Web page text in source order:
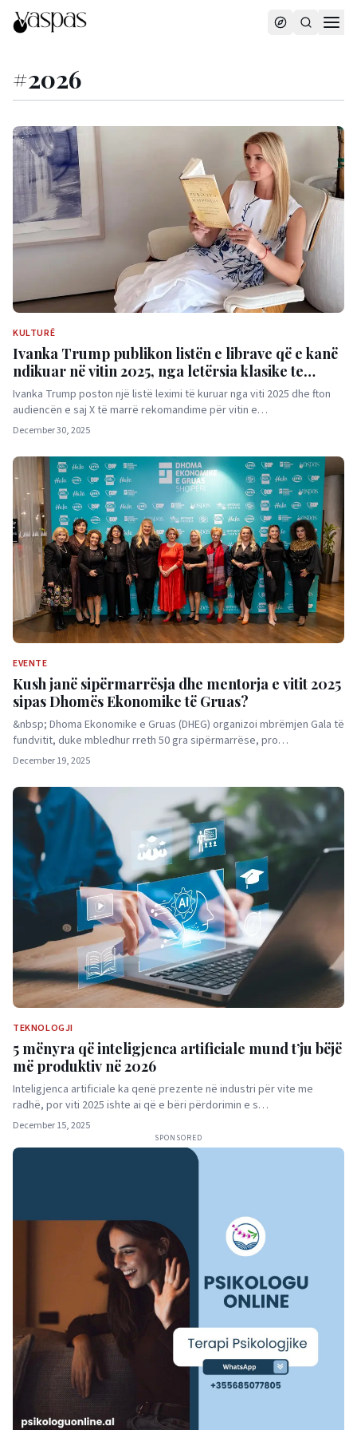
#2026
KULTURË
Ivanka Trump publikon listën e librave që e kanë
ndikuar në vitin 2025, nga letërsia klasike te
filozofia e lashtë
Ivanka Trump poston një listë leximi të kuruar nga viti 2025 dhe fton
audiencën e saj X të marrë rekomandime për vitin e…
December 30, 2025
EVENTE
Kush janë sipërmarrësja dhe mentorja e vitit 2025
sipas Dhomës Ekonomike të Gruas?
&nbsp; Dhoma Ekonomike e Gruas (DHEG) organizoi mbrëmjen Gala të
fundvitit, duke mbledhur rreth 50 gra sipërmarrëse, pro…
December 19, 2025
TEKNOLOGJI
5 mënyra që inteligjenca artificiale mund t’ju bëjë
më produktiv në 2026
Inteligjenca artificiale ka qenë prezente në industri për vite me
radhë, por viti 2025 ishte ai që e bëri përdorimin e s…
December 15, 2025
SPONSORED